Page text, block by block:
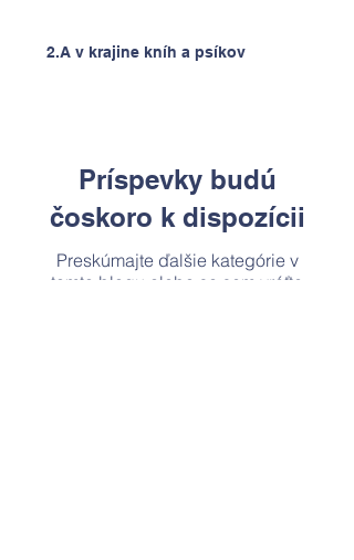
2.A v krajine kníh a psíkov
Príspevky budú
čoskoro k dispozícii
Preskúmajte ďalšie kategórie v
tomto blogu alebo sa sem vráťte